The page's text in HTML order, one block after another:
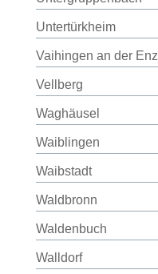
Untertürkheim
Vaihingen an der Enz
Vellberg
Waghäusel
Waiblingen
Waibstadt
Waldbronn
Waldenbuch
Walldorf